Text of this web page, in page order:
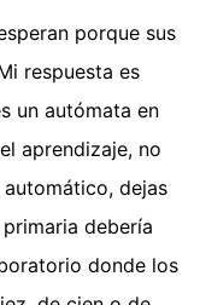
porque sus
respuesta es
un autómata en
aprendizaje, no
dejas
debería
donde los